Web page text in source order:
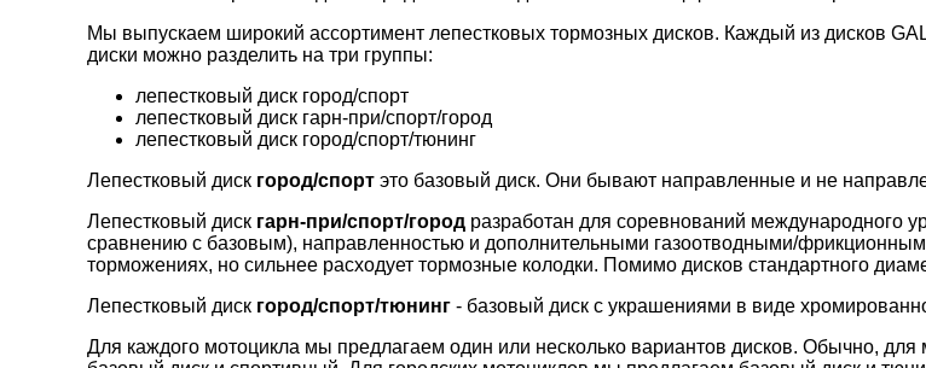
Мы выпускаем широкий ассортимент лепестковых тормозных дисков. Каждый из дисков
диски можно разделить на три группы:
лепестковый диск город/спорт
лепестковый диск гарн-при/спорт/город
лепестковый диск город/спорт/тюнинг
Лепестковый диск город/спорт это базовый диск. Они бывают направленные и не
Лепестковый диск гарн-при/спорт/город разработан для соревнований международного
сравнению с базовым), направленностью и дополнительными газоотводными/
торможениях, но сильнее расходует тормозные колодки. Помимо дисков стандартного
Лепестковый диск город/спорт/тюнинг - базовый диск с украшениями в виде
Для каждого мотоцикла мы предлагаем один или несколько вариантов дисков. Обычно,